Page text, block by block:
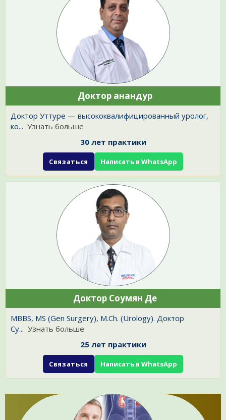
Доктор анандур
Доктор Уттуре — высококвалифицированный уролог,
ко... Узнать больше
30 лет практики
Связаться Написать в WhatsApp
Доктор Соумян Де
MBBS, MS (Gen Surgery), M.Ch. (Urology). Доктор
Су... Узнать больше
25 лет практики
Связаться Написать в WhatsApp